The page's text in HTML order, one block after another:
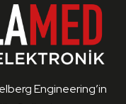
Engineering’in